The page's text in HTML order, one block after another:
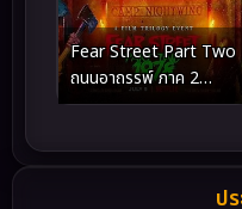
Fear Street Part Two
ถนนอาถรรพ์ ภาค 2
(2021)
ป